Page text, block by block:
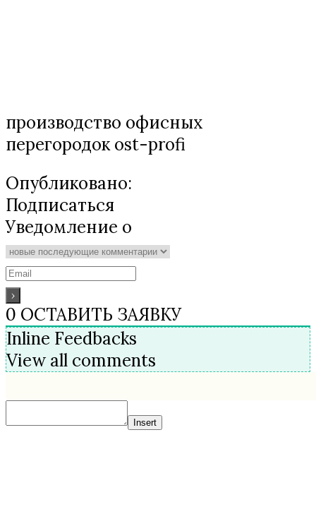
производство офисных
перегородок ost-profi
Опубликовано:
Подписаться
Уведомление о
0 ОСТАВИТЬ ЗАЯВКУ
Inline Feedbacks
View all comments
Insert